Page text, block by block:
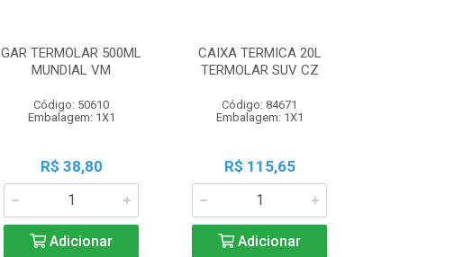
GAR TERMOLAR 500ML
MUNDIAL VM
Código: 50610
Embalagem: 1X1
R$ 38,80
Adicionar
CAIXA TERMICA 20L
TERMOLAR SUV CZ
Código: 84671
Embalagem: 1X1
R$ 115,65
Adicionar